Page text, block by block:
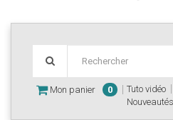
Mon panier 0 Tuto vidéo
Nouveautés